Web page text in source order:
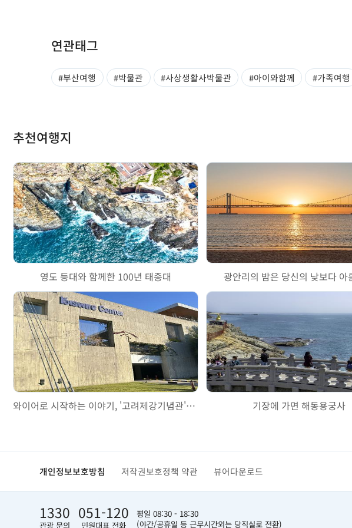
연관태그
#부산여행 #박물관 #사상생활사박물관 #아이와함께 #가족여행
추천여행지
영도 등대와 함께한 100년 태종대 광안리의 밤은 당신의 낮보다 아
와이어로 시작하는 이야기, '고려제강기념관'을 걷다 기장에 가면 해동용궁사
개인정보보호방침 저작권보호정책 약관 뷰어다운로드
1330
관광 문의
051-120
민원대표 전화
평일 08:30 - 18:30
(야간/공휴일 등 근무시간외는 당직실로 전환)